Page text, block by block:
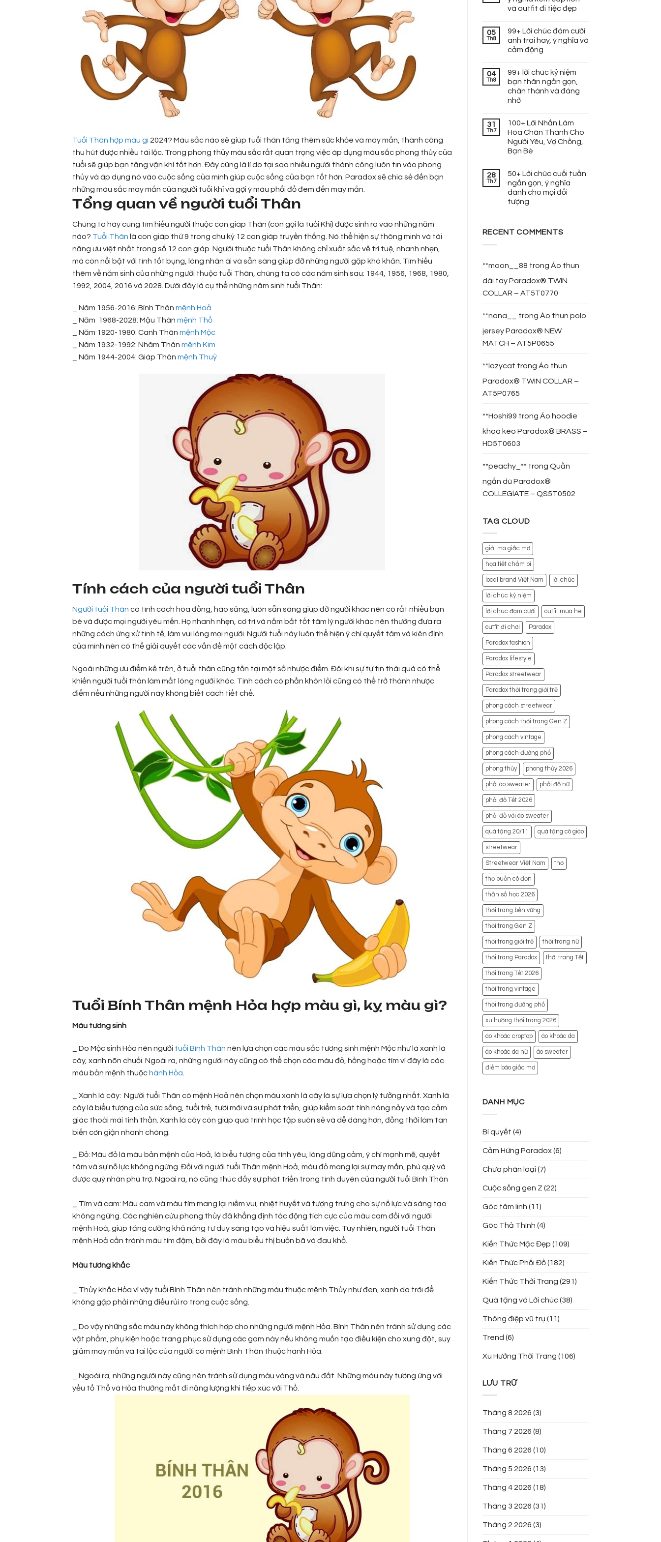
Tuổi Thân hợp màu gì 2024? Màu sắc nào sẽ giúp tuổi thân tăng thêm sức khỏe và may mắn, thành công
thu hút được nhiều tài lộc. Trong phong thủy màu sắc rất quan trọng việc áp dụng màu sắc phong thủy của
tuổi sẽ giúp bạn tăng vận khí tốt hơn. Đây cũng là lí do tại sao nhiều người thành công luôn tin vào phong
thủy và áp dụng nó vào cuộc sống của mình giúp cuộc sống của bạn tốt hơn. Paradox sẽ chia sẻ đến bạn
những màu sắc may mắn của người tuổi khỉ và gợi ý màu phối đồ đem đến may mắn.
Tổng quan về người tuổi Thân
Chúng ta hãy cùng tìm hiểu người thuộc con giáp Thân (còn gọi là tuổi Khỉ) được sinh ra vào những năm
nào? Tuổi Thân là con giáp thứ 9 trong chu kỳ 12 con giáp truyền thống. Nó thể hiện sự thông minh và tài
năng ưu việt nhất trong số 12 con giáp. Người thuộc tuổi Thân không chỉ xuất sắc về trí tuệ, nhanh nhẹn,
mà còn nổi bật với tính tốt bụng, lòng nhân ái và sẵn sàng giúp đỡ những người gặp khó khăn. Tìm hiểu
thêm về năm sinh của những người thuộc tuổi Thân, chúng ta có các năm sinh sau: 1944, 1956, 1968, 1980,
1992, 2004, 2016 và 2028. Dưới đây là cụ thể những năm sinh tuổi Thân:
_ Năm 1956-2016: Bính Thân mệnh Hoả
_ Năm 1968-2028: Mậu Thân mệnh Thổ
_ Năm 1920-1980: Canh Thân mệnh Mộc
_ Năm 1932-1992: Nhâm Thân mệnh Kim
_ Năm 1944-2004: Giáp Thân mệnh Thuỷ
Tính cách của người tuổi Thân
Người tuổi Thân có tính cách hòa đồng, hào sảng, luôn sẵn sàng giúp đỡ người khác nên có rất nhiều bạn
bè và được mọi người yêu mến. Họ nhanh nhẹn, cơ trí và nắm bắt tốt tâm lý người khác nên thường đưa ra
những cách ứng xử tinh tế, làm vui lòng mọi người. Người tuổi này luôn thể hiện ý chí quyết tâm và kiên định
của mình nên có thể giải quyết các vấn đề một cách độc lập.
Ngoài những ưu điểm kế trên, ở tuổi thân cũng tồn tại một số nhược điểm. Đôi khi sự tự tin thái quá có thể
khiến người tuổi thân làm mất lòng người khác. Tính cách có phần khôn lỏi cũng có thể trở thành nhược
điểm nếu những người này không biết cách tiết chế.
Tuổi Bính Thân mệnh Hỏa hợp màu gì, kỵ màu gì?
Màu tương sinh
_ Do Mộc sinh Hỏa nên người tuổi Bính Thân nên lựa chọn các màu sắc tương sinh mệnh Mộc như là xanh lá
cây, xanh nõn chuối. Ngoài ra, những người này cũng có thể chọn các màu đỏ, hồng hoặc tím vì đây là các
màu bản mệnh thuộc hành Hỏa
_ Xanh lá cây: Người tuổi Thân có mệnh Hoả nên chọn màu xanh lá cây là sự lựa chọn lý tưởng nhất. Xanh lá
cây là biểu tượng của sức sống, tuổi trẻ, tươi mới và sự phát triển, giúp kiểm soát tính nóng nảy và tạo cảm
giác thoải mái tinh thần. Xanh lá cây còn giúp quá trình học tập suôn sẻ và dễ dàng hơn, đồng thời làm tan
biến cơn giận nhanh chóng.
_ Đỏ: Màu đỏ là màu bản mệnh của Hoả, là biểu tượng của tình yêu, lòng dũng cảm, ý chí mạnh mẽ, quyết
tâm và sự nỗ lực không ngừng. Đối với người tuổi Thân mệnh Hoả, màu đỏ mang lại sự may mắn, phú quý và
được quý nhân phù trợ. Ngoài ra, nó cũng thúc đẩy sự phát triển trong tình duyên của người tuổi Bính Thân
_ Tím và cam: Màu cam và màu tím mang lại niềm vui, nhiệt huyết và tượng trưng cho sự nỗ lực và sáng tạo
không ngừng. Các nghiên cứu phong thủy đã khẳng định tác động tích cực của màu cam đối với người
mệnh Hoả, giúp tăng cường khả năng tư duy sáng tạo và hiệu suất làm việc. Tuy nhiên, người tuổi Thân
mệnh Hoả cần tránh màu tím đậm, bởi đây là màu biểu thị buồn bã và đau khổ.
Màu tương khắc
_ Thủy khắc Hỏa vì vậy tuổi Bính Thân nên tránh những màu thuộc mệnh Thủy như đen, xanh da trời để
không gặp phải những điều rủi ro trong cuộc sống.
_ Do vậy những sắc màu này không thích hợp cho những người mệnh Hỏa. Bính Thân nên tránh sử dụng các
vật phẩm, phụ kiện hoặc trang phục sử dụng các gam này nếu không muốn tạo điều kiện cho xung đột, suy
giảm may mắn và tài lộc của người có mệnh Bính Thân thuộc hành Hỏa.
_ Ngoài ra, những người này cũng nên tránh sử dụng màu vàng và nâu đất. Những màu này tương ứng với
yếu tố Thổ và Hỏa thường mất đi năng lượng khi tiếp xúc với Thổ.
và outfit đi tiệc đẹp
05
Th8
99+ Lời chúc đám cưới
anh trai hay, ý nghĩa và
cảm động
04
Th8
99+ lời chúc kỷ niệm
bạn thân ngắn gọn,
chân thành và đáng
nhớ
31
Th7
100+ Lời Nhắn Làm
Hòa Chân Thành Cho
Người Yêu, Vợ Chồng,
Bạn Bè
28
Th7
50+ Lời chúc cuối tuần
ngắn gọn, ý nghĩa
dành cho mọi đối
tượng
RECENT COMMENTS
**moon__88 trong Áo thun
dài tay Paradox® TWIN
COLLAR – AT5T0770
**nana__ trong Áo thun polo
jersey Paradox® NEW
MATCH – AT5P0655
**lazycat trong Áo thun
Paradox® TWIN COLLAR –
AT5P0765
**Hoshi99 trong Áo hoodie
khoá kéo Paradox® BRASS –
HD5T0603
**peachy_** trong Quần
ngắn dù Paradox®
COLLEGIATE – QS5T0502
TAG CLOUD
giải mã giấc mơ
họa tiết chấm bi
local brand Việt Nam lời chúc
lời chúc kỷ niệm
lời chúc đám cưới outfit mùa hè
outfit đi chơi Paradox
Paradox fashion
Paradox lifestyle
Paradox streetwear
Paradox thời trang giới trẻ
phong cách streetwear
phong cách thời trang Gen Z
phong cách vintage
phong cách đường phố
phong thủy phong thủy 2026
phối áo sweater phối đồ nữ
phối đồ Tết 2026
phối đồ với áo sweater
quà tặng 20/11 quà tặng cô giáo
streetwear
Streetwear Việt Nam thơ
thơ buồn cô đơn
thần số học 2026
thời trang bền vững
thời trang Gen Z
thời trang giới trẻ thời trang nữ
thời trang Paradox thời trang Tết
thời trang Tết 2026
thời trang vintage
thời trang đường phố
xu hướng thời trang 2026
áo khoác croptop áo khoác da
áo khoác da nữ áo sweater
điềm báo giấc mơ
DANH MỤC
Bí quyết (4)
Cảm Hứng Paradox(6)
Chưa phân loại (7)
Cuộc sống gen Z (22)
Góc tâm linh (11)
Góc Thả Thính (4)
Kiến Thức Mặc Đẹp (109)
Kiến Thức Phối Đồ(182)
Kiến Thức Thời Trang (291)
Quà tặng và Lời chúc(38)
Thông điệp vũ trụ (11)
Trend (6)
Xu Hướng Thời Trang (106)
LƯU TRỮ
Tháng 8 2026 (3)
Tháng 7 2026 (8)
Tháng 6 2026 (10)
Tháng 5 2026 (13)
Tháng 4 2026 (18)
Tháng 3 2026 (31)
Tháng 2 2026 (3)